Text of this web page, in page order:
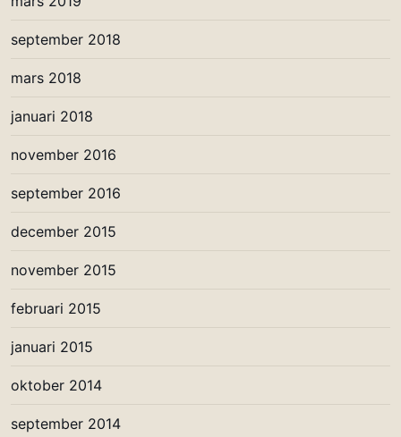
september 2018
mars 2018
januari 2018
november 2016
september 2016
december 2015
november 2015
februari 2015
januari 2015
oktober 2014
september 2014